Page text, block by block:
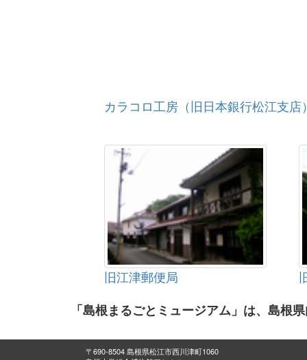
カラコロ工房（旧日本銀行松江支店
旧江津郵便局
「島根まるごとミュージアム」は、島根
〒690-8504 島根県松江市西川津町1060